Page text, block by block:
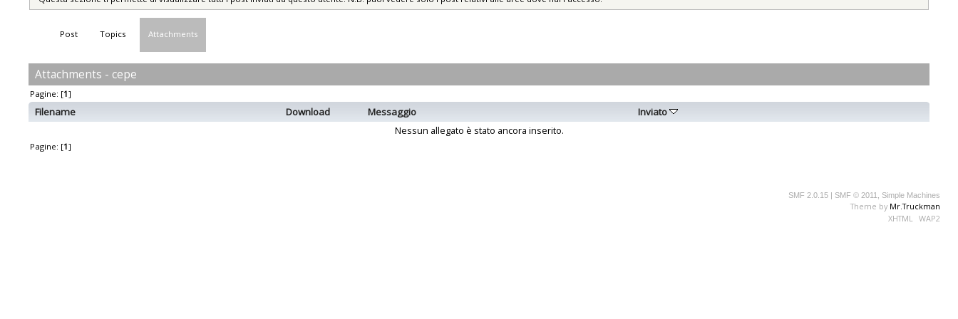
Post Topics Attachments
Attachments - cepe
Pagine: [1]
Filename Download Messaggio
Inviato
Nessun allegato è stato ancora inserito.
Pagine: [1]
SMF 2.0.15 | SMF © 2011 Simple Machines
Theme by Mr.Truckman
XHTML
WAP2